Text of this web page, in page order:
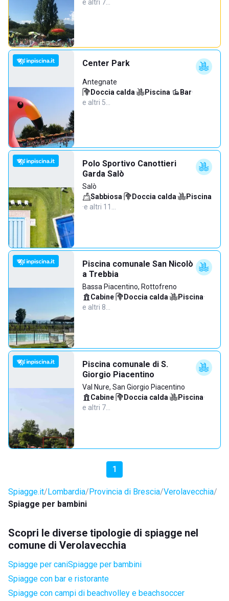
e altri 7…
Center Park
Antegnate
Doccia calda· Piscina· Bar·
e altri 5…
Polo Sportivo Canottieri
Garda Salò
Salò
Sabbiosa· Doccia calda·
Piscina
·e altri 11…
Piscina comunale San Nicolò
a Trebbia
Bassa Piacentino, Rottofreno
Cabine· Doccia calda· Piscina·
e altri 8…
Piscina comunale di S.
Giorgio Piacentino
Val Nure, San Giorgio Piacentino
Cabine· Doccia calda· Piscina·
e altri 7…
1
Spiagge.it Lombardia Provincia di Brescia Verolavecchia
Spiagge per bambini
Scopri le diverse tipologie di spiagge nel
comune di Verolavecchia
Spiagge per caniSpiagge per bambini
Spiagge con bar e ristorante
Spiagge con campi di beachvolley e beachsoccer